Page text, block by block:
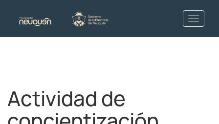
Actividad de